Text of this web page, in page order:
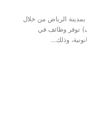
الرياض من خلال
توفر وظائف في
وذلك…